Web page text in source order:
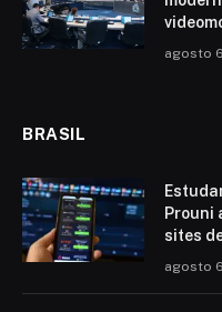
agosto
BRASIL
Prouni
sites
agosto